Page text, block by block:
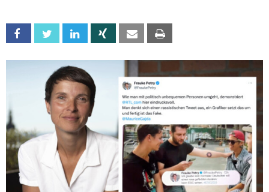
Facebook Twitter Linkedin Xing Email